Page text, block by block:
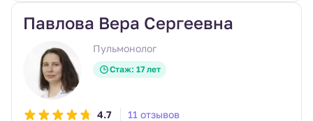
Павлова Вера Сергеевна
Пульмонолог
Стаж: 17 лет
4.7
11 отзывов